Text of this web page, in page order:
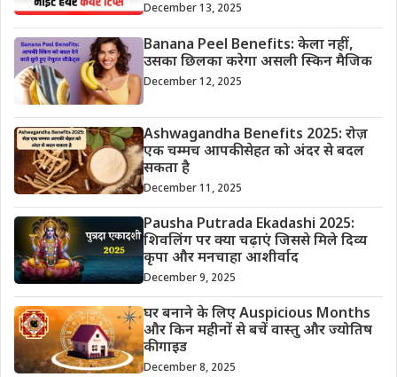
December 13, 2025
Banana Peel Benefits: केला नहीं,
उसका छिलका करेगा असली स्किन मैजिक
December 12, 2025
Ashwagandha Benefits 2025: रोज़
एक चम्मच आपकी सेहत को अंदर से बदल
सकता है
December 11, 2025
Pausha Putrada Ekadashi 2025:
शिवलिंग पर क्या चढ़ाएं जिससे मिले दिव्य
कृपा और मनचाहा आशीर्वाद
December 9, 2025
घर बनाने के लिए Auspicious Months
और किन महीनों से बचें वास्तु और ज्योतिष
की गाइड
December 8, 2025